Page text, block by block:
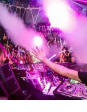
actividades de acceso